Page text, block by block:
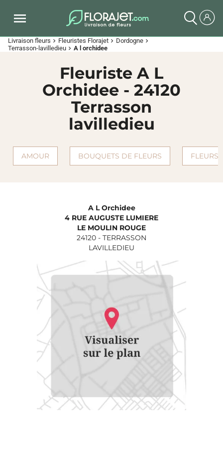
Livraison fleurs chevron_right Fleuristes Florajet chevron_right Dordogne chevron_right
Terrasson-lavilledieu chevron_right A l orchidee
Fleuriste A L
Orchidee - 24120
Terrasson
lavilledieu
AMOUR BOUQUETS DE FLEURS FLEURS
A L Orchidee
4 RUE AUGUSTE LUMIERE
LE MOULIN ROUGE
24120 - TERRASSON
LAVILLEDIEU